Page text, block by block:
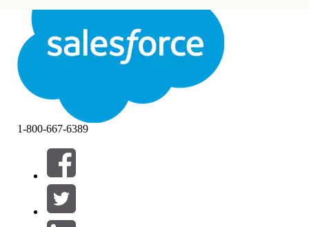
닫기닫기
필터 (0)
필터 선택
제품 영역
1-800-667-6389